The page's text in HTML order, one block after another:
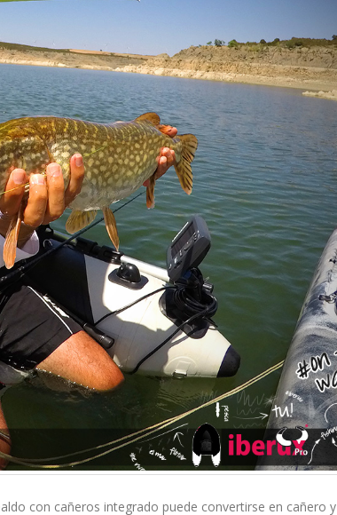
con cañeros integrado puede convertirse en cañero y